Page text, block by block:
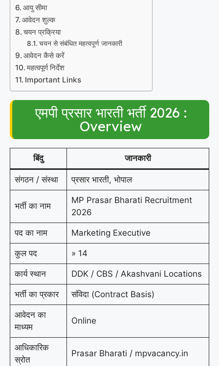
आयु सीमा
आवेदन शुल्क
चयन प्रक्रिया
चयन से संबंधित महत्वपूर्ण जानकारी
आवेदन कैसे करें
महत्वपूर्ण निर्देश
Important Links
एमपी प्रसार भारती भर्ती 2026 :
Overview
बिंदु जानकारी
संगठन / संस्था प्रसार भारती, भोपाल
भर्ती का नाम
MP Prasar Bharati Recruitment
2026
पद का नाम Marketing Executive
कुल पद » 14
कार्य स्थान DDK / CBS / Akashvani Locations
भर्ती का प्रकार संविदा (Contract Basis)
आवेदन का
माध्यम
Online
आधिकारिक
स्रोत
Prasar Bharati / mpvacancy.in